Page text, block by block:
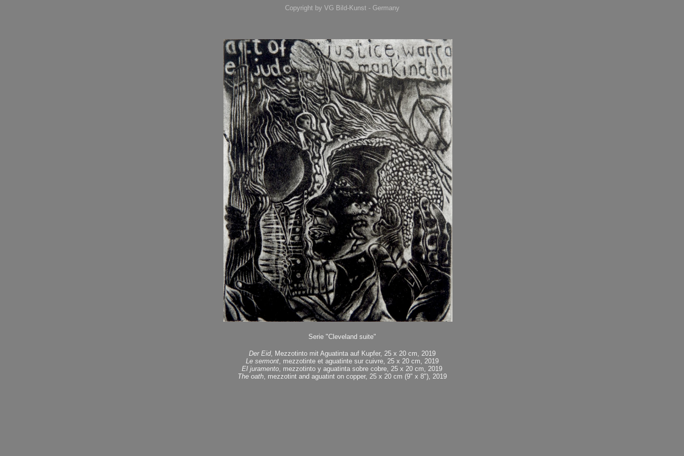
Copyright by VG Bild-Kunst - Germany
Serie "Cleveland suite"
Der Eid, Mezzotinto mit Aguatinta auf Kupfer, 25 x 20 cm, 2019
Le sermont, mezzotinte et aguatinte sur cuivre, 25 x 20 cm, 2019
El juramento, mezzotinto y aguatinta sobre cobre, 25 x 20 cm, 2019
The oath, mezzotint and aguatint on copper, 25 x 20 cm (9" x 8"), 2019